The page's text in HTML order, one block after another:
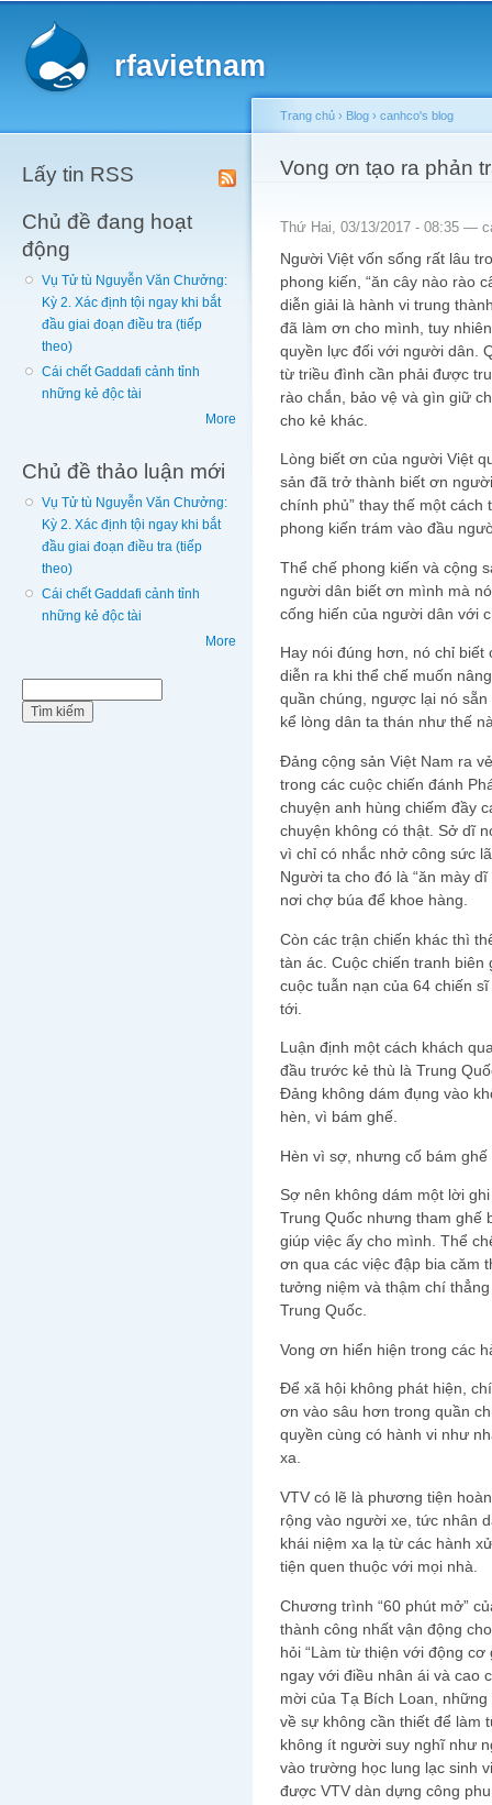
rfavietnam
Lấy tin RSS
Chủ đề đang hoạt
động
Vụ Tử tù Nguyễn Văn Chưởng:
Kỳ 2. Xác định tội ngay khi bắt
đầu giai đoạn điều tra (tiếp
theo)
Cái chết Gaddafi cảnh tỉnh
những kẻ độc tài
More
Chủ đề thảo luận mới
Vụ Tử tù Nguyễn Văn Chưởng:
Kỳ 2. Xác định tội ngay khi bắt
đầu giai đoạn điều tra (tiếp
theo)
Cái chết Gaddafi cảnh tỉnh
những kẻ độc tài
More
You are here
Trang chủ › Blog › canhco's blog
Vong ơn tạo ra phản
Thứ Hai, 03/13/2017 - 08:35 —
Người Việt vốn sống rất lâu
phong kiến, “ăn cây nào rào
diễn giải là hành vi trung
đã làm ơn cho mình, tuy
quyền lực đối với người dân.
từ triều đình cần phải được
rào chắn, bảo vệ và gìn giữ
cho kẻ khác.
Lòng biết ơn của người Việt
sản đã trở thành biết ơn
chính phủ” thay thế một
phong kiến trám vào đầu
Thể chế phong kiến và cộng
người dân biết ơn mình mà
cống hiến của người dân với
Hay nói đúng hơn, nó chỉ biết
diễn ra khi thể chế muốn
quần chúng, ngược lại nó
kể lòng dân ta thán như thế
Đảng cộng sản Việt Nam ra
trong các cuộc chiến đánh
chuyện anh hùng chiếm đầy
chuyện không có thật. Sở dĩ
vì chỉ có nhắc nhở công sức
Người ta cho đó là “ăn mày
nơi chợ búa để khoe hàng.
Còn các trận chiến khác thì
tàn ác. Cuộc chiến tranh
cuộc tuẫn nạn của 64 chiến
tới.
Luận định một cách khách
đầu trước kẻ thù là Trung
Đảng không dám đụng vào
hèn, vì bám ghế.
Hèn vì sợ, nhưng cố bám ghế
Sợ nên không dám một lời
Trung Quốc nhưng tham ghế
giúp việc ấy cho mình. Thể
ơn qua các việc đập bia căm
tưởng niệm và thậm chí
Trung Quốc.
Vong ơn hiển hiện trong các
Để xã hội không phát hiện,
ơn vào sâu hơn trong quần
quyền cùng có hành vi như
xa.
VTV có lẽ là phương tiện
rộng vào người xe, tức nhân
khái niệm xa lạ từ các hành
tiện quen thuộc với mọi nhà.
Chương trình “60 phút mở”
thành công nhất vận động
hỏi “Làm từ thiện với động
ngay với điều nhân ái và cao
mời của Tạ Bích Loan,
về sự không cần thiết để làm
không ít người suy nghĩ như
vào trường học lung lạc sinh
được VTV dàn dựng công